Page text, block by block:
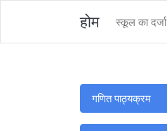
होम स्कूल का दर्जा
गणित पाठ्यक्रम